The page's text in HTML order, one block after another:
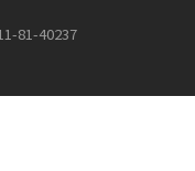
81-40237